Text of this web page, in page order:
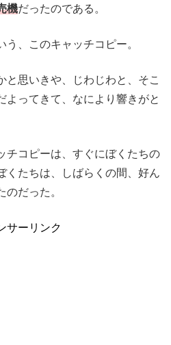
機だったのである。
う、このキャッチコピー。
と思いきや、じわじわと、そこ
よってきて、なにより響きがと
チコピーは、すぐにぼくたちの
くたちは、しばらくの間、好ん
だった。
サーリンク